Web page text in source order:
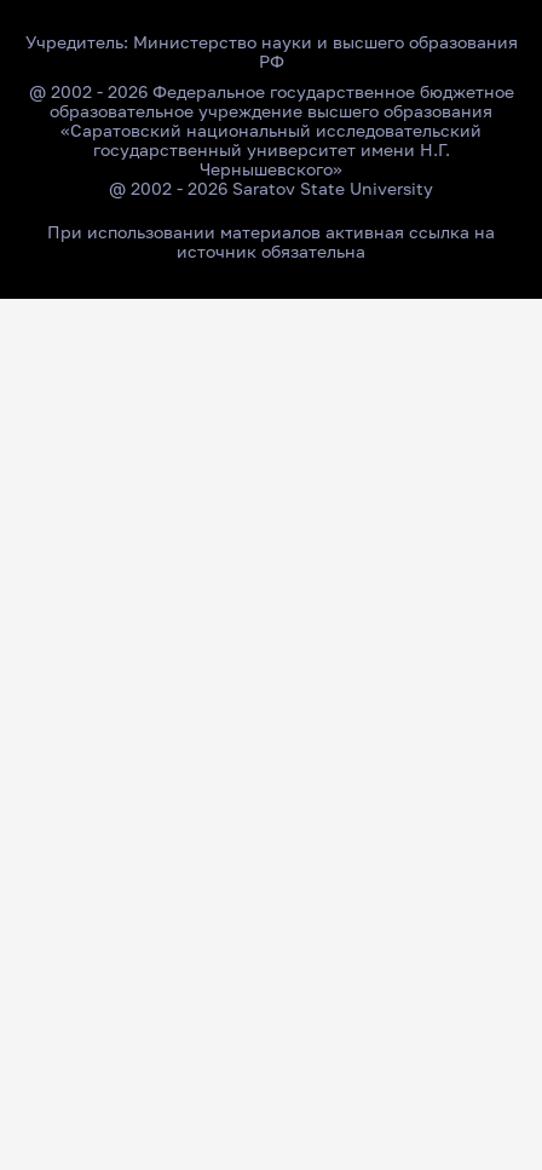
Учредитель: Министерство науки и высшего образования
РФ
@ 2002 - 2026 Федеральное государственное бюджетное
образовательное учреждение высшего образования
«Саратовский национальный исследовательский
государственный университет имени Н.Г.
Чернышевского»
@ 2002 - 2026 Saratov State University
При использовании материалов активная ссылка на
источник обязательна